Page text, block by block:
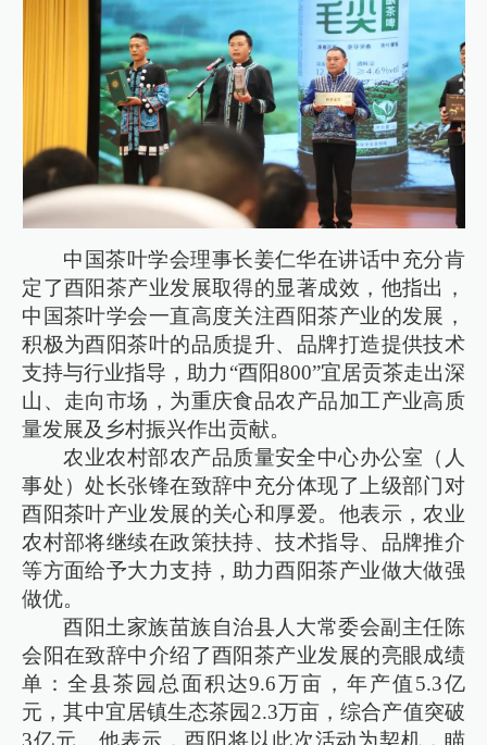
中国茶叶学会理事长姜仁华在讲话中充分肯
定了酉阳茶产业发展取得的显著成效，他指出，
中国茶叶学会一直高度关注酉阳茶产业的发展，
积极为酉阳茶叶的品质提升、品牌打造提供技术
支持与行业指导，助力“酉阳800”宜居贡茶走出深
山、走向市场，为重庆食品农产品加工产业高质
量发展及乡村振兴作出贡献。
农业农村部农产品质量安全中心办公室（人
事处）处长张锋在致辞中充分体现了上级部门对
酉阳茶叶产业发展的关心和厚爱。他表示，农业
农村部将继续在政策扶持、技术指导、品牌推介
等方面给予大力支持，助力酉阳茶产业做大做强
做优。
酉阳土家族苗族自治县人大常委会副主任陈
会阳在致辞中介绍了酉阳茶产业发展的亮眼成绩
单：全县茶园总面积达9.6万亩，年产值5.3亿
元，其中宜居镇生态茶园2.3万亩，综合产值突破